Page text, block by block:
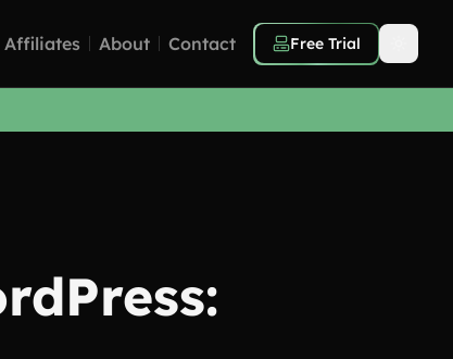
Affiliates About Contact Free Trial